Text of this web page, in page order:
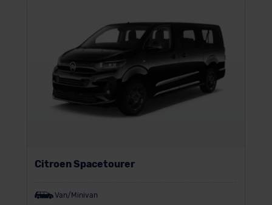
Citroen Spacetourer
Van/Minivan